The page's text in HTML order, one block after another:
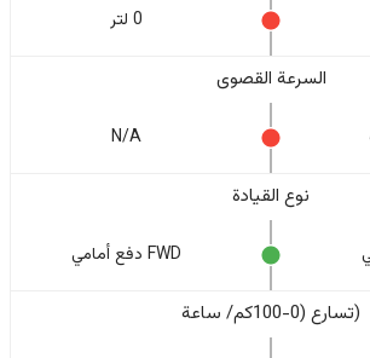
0 لتر
السرعة القصوى
N/A
نوع القيادة
FWD دفع أمامي
(تسارع (0-100كم/ ساعة